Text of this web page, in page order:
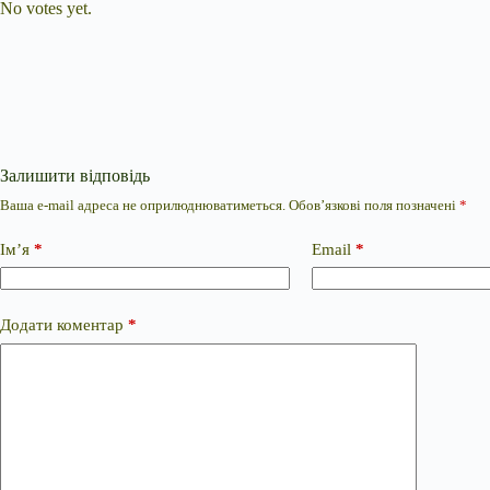
No votes yet.
Залишити відповідь
Ваша e-mail адреса не оприлюднюватиметься. Обов’язкові поля позначені *
Ім’я * Email *
Додати коментар *